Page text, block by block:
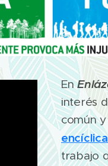
En
interés
común
trabajo